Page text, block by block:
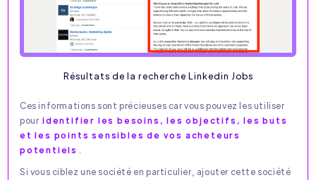
Résultats de la recherche Linkedin Jobs
Ces informations sont précieuses car vous pouvez les utiliser
pour identifier les besoins, les objectifs, les buts
et les points sensibles de vos acheteurs
potentiels .
Si vous ciblez une société en particulier, ajouter cette société